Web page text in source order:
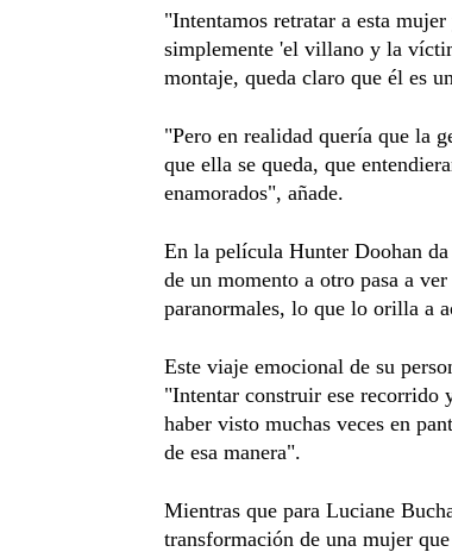
"Intentamos retratar a esta
simplemente 'el villano y la
montaje, queda claro que él es
"Pero en realidad quería que la
que ella se queda, que
enamorados", añade.
En la película Hunter Doohan
de un momento a otro pasa a
paranormales, lo que lo orilla a
Este viaje emocional de su
"Intentar construir ese recorrido
haber visto muchas veces en
de esa manera".
Mientras que para Luciane
transformación de una mujer